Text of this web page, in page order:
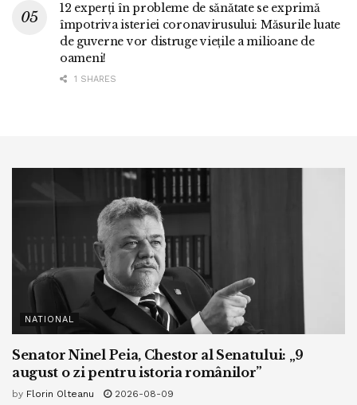
12 experți în probleme de sănătate se exprimă
împotriva isteriei coronavirusului: Măsurile luate
de guverne vor distruge viețile a milioane de
oameni!
1 SHARES
NATIONAL
Senator Ninel Peia, Chestor al Senatului: „9
august o zi pentru istoria românilor”
by Florin Olteanu 2026-08-09